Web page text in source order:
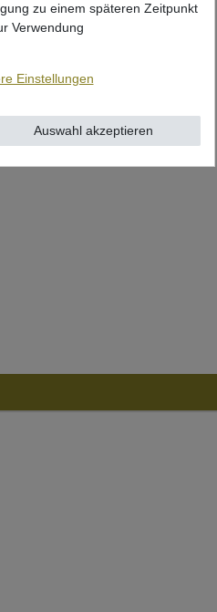
zu einem späteren Zeitpunkt
Verwendung
Einstellungen
Auswahl akzeptieren